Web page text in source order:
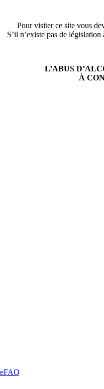
Pour visiter ce site vous
S’il n’existe pas de
L’ABUS
À
FAQ